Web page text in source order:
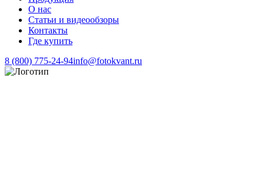
О нас
Статьи и видеообзоры
Контакты
Где купить
8 (800) 775-24-94info@fotokvant.ru